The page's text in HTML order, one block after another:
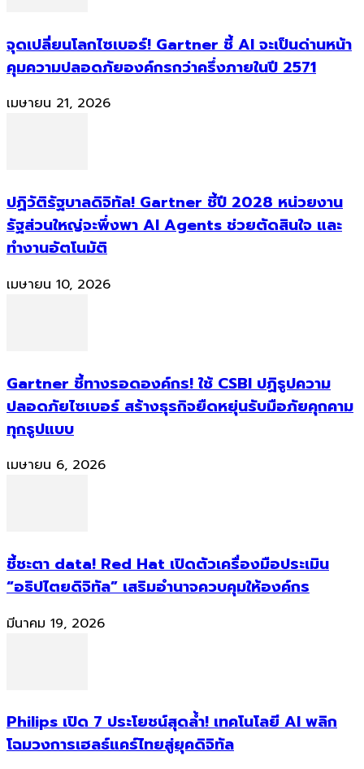
จุดเปลี่ยนโลกไซเบอร์! Gartner ชี้ AI จะเป็นด่านหน้า
คุมความปลอดภัยองค์กรกว่าครึ่งภายในปี 2571
เมษายน 21, 2026
ปฏิวัติรัฐบาลดิจิทัล! Gartner ชี้ปี 2028 หน่วยงาน
รัฐส่วนใหญ่จะพึ่งพา AI Agents ช่วยตัดสินใจ และ
ทำงานอัตโนมัติ
เมษายน 10, 2026
Gartner ชี้ทางรอดองค์กร! ใช้ CSBI ปฏิรูปความ
ปลอดภัยไซเบอร์ สร้างธุรกิจยืดหยุ่นรับมือภัยคุกคาม
ทุกรูปแบบ
เมษายน 6, 2026
ชี้ชะตา data! Red Hat เปิดตัวเครื่องมือประเมิน
“อธิปไตยดิจิทัล” เสริมอำนาจควบคุมให้องค์กร
มีนาคม 19, 2026
Philips เปิด 7 ประโยชน์สุดล้ำ! เทคโนโลยี AI พลิก
โฉมวงการเฮลธ์แคร์ไทยสู่ยุคดิจิทัล